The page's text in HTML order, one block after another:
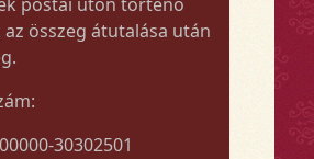
az összeg átutalása után
30302501